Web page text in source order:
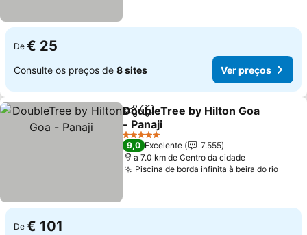
De € 25
Consulte os preços de 8 sites Ver preços
PartilharAdicionar aos favoritos
DoubleTree by Hilton Goa
- Panaji
5 Estrelas
9,0 Excelente
7.555
a 7.0 km de Centro da cidade
Piscina de borda infinita à beira do rio
De € 101